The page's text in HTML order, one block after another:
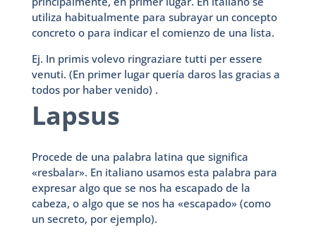
utiliza habitualmente para subrayar un concepto
concreto o para indicar el comienzo de una lista.
Ej. In primis volevo ringraziare tutti per essere
venuti. (En primer lugar quería daros las gracias a
todos por haber venido) .
Lapsus
Procede de una palabra latina que significa
«resbalar». En italiano usamos esta palabra para
expresar algo que se nos ha escapado de la
cabeza, o algo que se nos ha «escapado» (como
un secreto, por ejemplo).